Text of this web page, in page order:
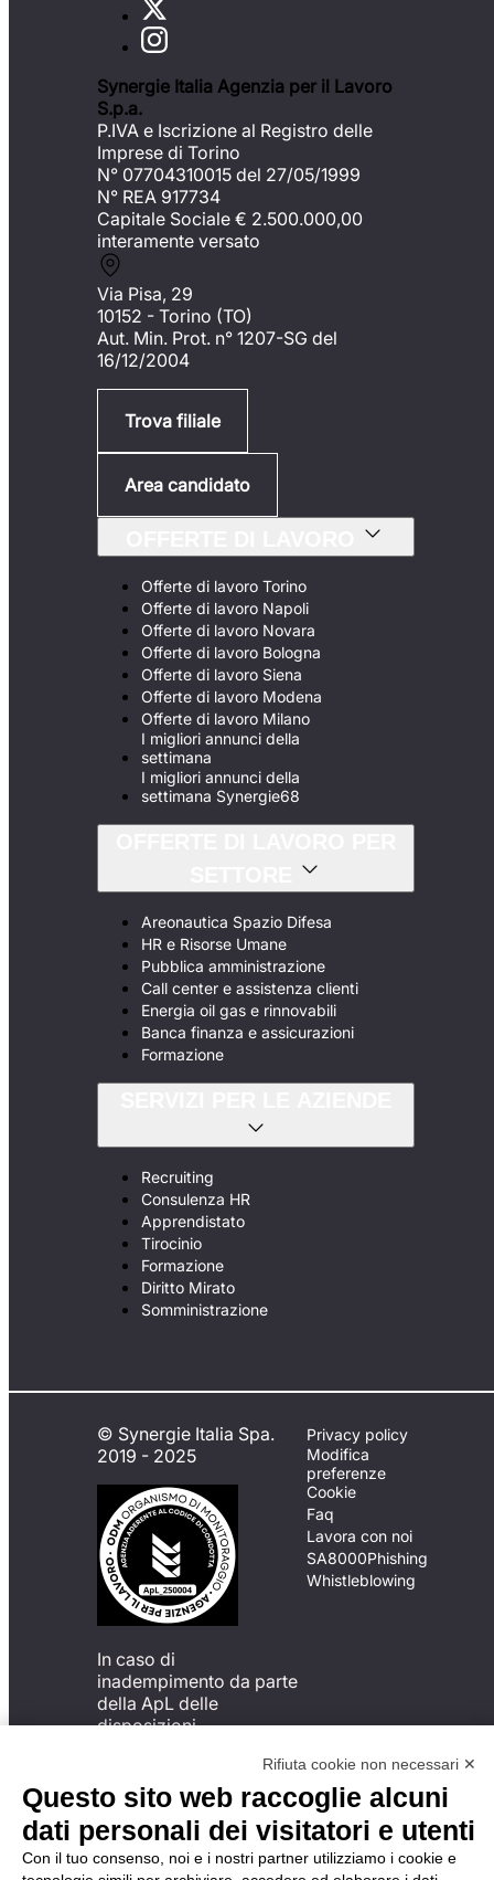
Synergie Italia Agenzia per il Lavoro
S.p.a.
P.IVA e Iscrizione al Registro delle
Imprese di Torino
N° 07704310015 del 27/05/1999
N° REA 917734
Capitale Sociale € 2.500.000,00
interamente versato
Via Pisa, 29
10152 - Torino (TO)
Aut. Min. Prot. n° 1207-SG del
16/12/2004
Trova filiale
Area candidato
Offerte di lavoro Torino
Offerte di lavoro Napoli
Offerte di lavoro Novara
Offerte di lavoro Bologna
Offerte di lavoro Siena
Offerte di lavoro Modena
Offerte di lavoro Milano
I migliori annunci della
settimana
I migliori annunci della
settimana Synergie68
Areonautica Spazio Difesa
HR e Risorse Umane
Pubblica amministrazione
Call center e assistenza clienti
Energia oil gas e rinnovabili
Banca finanza e assicurazioni
Formazione
Recruiting
Consulenza HR
Apprendistato
Tirocinio
Formazione
Diritto Mirato
Somministrazione
© Synergie Italia Spa.
2019 - 2025
In caso di
inadempimento da parte
della ApL delle
disposizioni
possibile presentare un
reclamo
all’Organismo di
Monitoraggio utilizzando
una delle modalità
Privacy policy
Modifica
preferenze
Cookie
Faq
Lavora con noi
SA8000Phishing
Whistleblowing
Rifiuta cookie non necessari ✕
Questo sito web raccoglie alcuni
dati personali dei visitatori e utenti
Con il tuo consenso, noi e i nostri partner utilizziamo i cookie e